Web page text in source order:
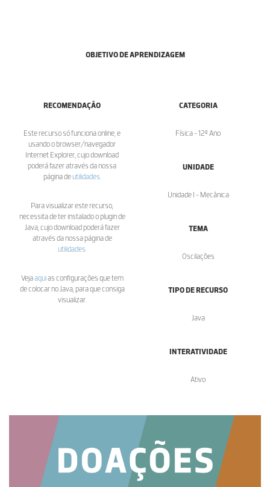
OBJETIVO DE APRENDIZAGEM
RECOMENDAÇÃO
Este recurso só funciona online, e
usando o browser/navegador
Internet Explorer, cujo download
poderá fazer através da nossa
página deutilidades
Para visualizar este recurso,
necessita de ter instalado o plugin de
Java, cujo download poderá fazer
através da nossa página de
utilidades
Vejaaquias configurações que tem
de colocar no Java, para que consiga
visualizar.
CATEGORIA
Física - 12º Ano
UNIDADE
Unidade I - Mecânica
TEMA
Oscilações
TIPO DE RECURSO
Java
INTERATIVIDADE
Ativo